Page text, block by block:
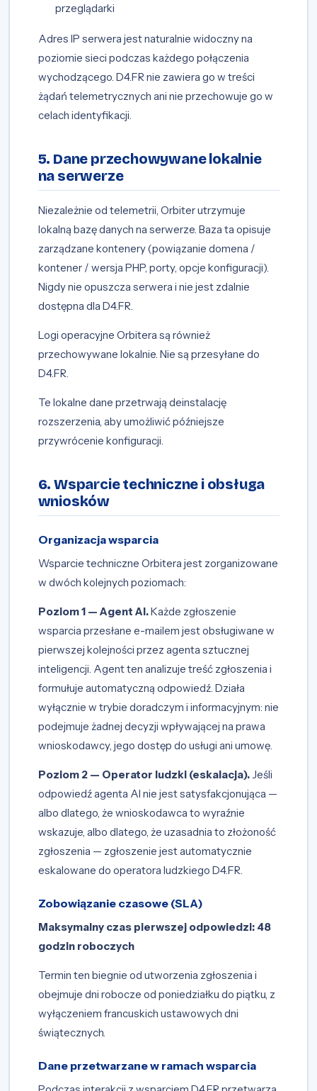
przeglądarki
Adres IP serwera jest naturalnie widoczny na
poziomie sieci podczas każdego połączenia
wychodzącego. D4.FR nie zawiera go w treści
żądań telemetrycznych ani nie przechowuje go w
celach identyfikacji.
5. Dane przechowywane lokalnie
na serwerze
Niezależnie od telemetrii, Orbiter utrzymuje
lokalną bazę danych na serwerze. Baza ta opisuje
zarządzane kontenery (powiązanie domena /
kontener / wersja PHP, porty, opcje konfiguracji).
Nigdy nie opuszcza serwera i nie jest zdalnie
dostępna dla D4.FR.
Logi operacyjne Orbitera są również
przechowywane lokalnie. Nie są przesyłane do
D4.FR.
Te lokalne dane przetrwają deinstalację
rozszerzenia, aby umożliwić późniejsze
przywrócenie konfiguracji.
6. Wsparcie techniczne i obsługa
wniosków
Organizacja wsparcia
Wsparcie techniczne Orbitera jest zorganizowane
w dwóch kolejnych poziomach:
Poziom 1 — Agent AI.Każde zgłoszenie
wsparcia przesłane e-mailem jest obsługiwane w
pierwszej kolejności przez agenta sztucznej
inteligencji. Agent ten analizuje treść zgłoszenia i
formułuje automatyczną odpowiedź. Działa
wyłącznie w trybie doradczym i informacyjnym: nie
podejmuje żadnej decyzji wpływającej na prawa
wnioskodawcy, jego dostęp do usługi ani umowę.
Poziom 2 — Operator ludzki (eskalacja).Jeśli
odpowiedź agenta AI nie jest satysfakcjonująca —
albo dlatego, że wnioskodawca to wyraźnie
wskazuje, albo dlatego, że uzasadnia to złożoność
zgłoszenia — zgłoszenie jest automatycznie
eskalowane do operatora ludzkiego D4.FR.
Zobowiązanie czasowe (SLA)
Maksymalny czas pierwszej odpowiedzi: 48
godzin roboczych
Termin ten biegnie od utworzenia zgłoszenia i
obejmuje dni robocze od poniedziałku do piątku, z
wyłączeniem francuskich ustawowych dni
świątecznych.
Dane przetwarzane w ramach wsparcia